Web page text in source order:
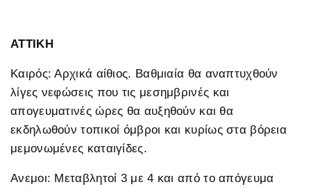
ΑΤΤΙΚΗ
Καιρός: Αρχικά αίθιος. Βαθμιαία θα αναπτυχθούν
λίγες νεφώσεις που τις μεσημβρινές και
απογευματινές ώρες θα αυξηθούν και θα
εκδηλωθούν τοπικοί όμβροι και κυρίως στα βόρεια
μεμονωμένες καταιγίδες.
Ανεμοι: Μεταβλητοί 3 με 4 και από το απόγευμα